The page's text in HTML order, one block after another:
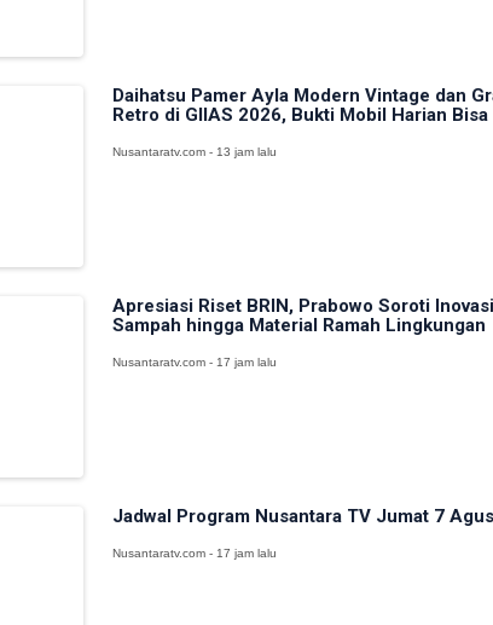
Daihatsu Pamer Ayla Modern Vintage dan
Retro di GIIAS 2026, Bukti Mobil Harian Bisa
Nusantaratv.com - 13 jam lalu
Apresiasi Riset BRIN, Prabowo Soroti
Sampah hingga Material Ramah Lingkungan
Nusantaratv.com - 17 jam lalu
Jadwal Program Nusantara TV Jumat 7
Nusantaratv.com - 17 jam lalu